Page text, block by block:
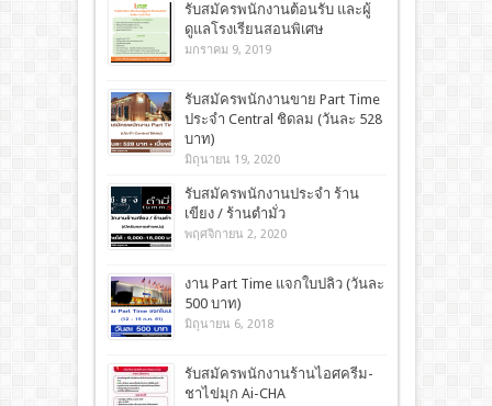
รับสมัครพนักงานต้อนรับ และผู้
ดูแลโรงเรียนสอนพิเศษ
มกราคม 9, 2019
รับสมัครพนักงานขาย Part Time
ประจำ Central ชิดลม (วันละ 528
บาท)
มิถุนายน 19, 2020
รับสมัครพนักงานประจำ ร้าน
เขียง / ร้านตำมั่ว
พฤศจิกายน 2, 2020
งาน Part Time แจกใบปลิว (วันละ
500 บาท)
มิถุนายน 6, 2018
รับสมัครพนักงานร้านไอศครีม-
ชาไข่มุก Ai-CHA